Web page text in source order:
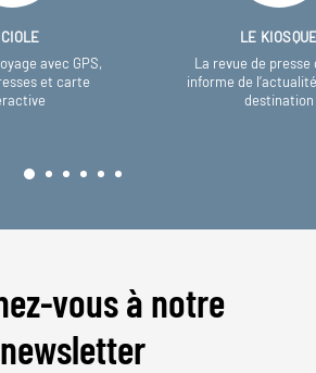
avec GPS,
et carte
LE
La revue de presse
informe de
destination
vous à notre
newsletter